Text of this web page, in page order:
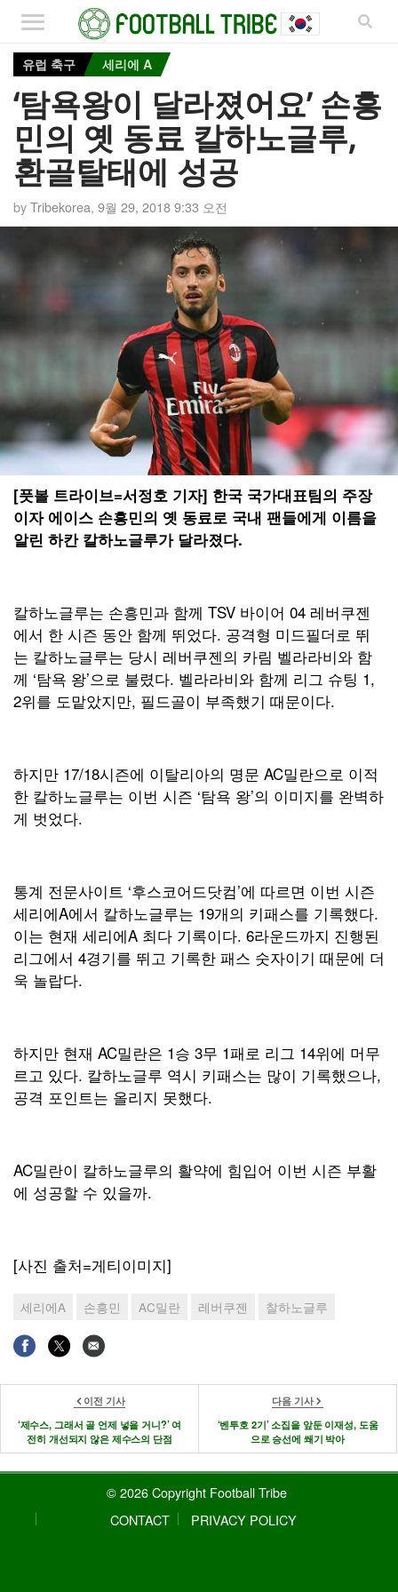
유럽 축구 세리에 A
‘탐욕왕이 달라졌어요’ 손흥
민의 옛 동료 칼하노글루,
환골탈태에 성공
byTribekorea, 9월 29, 2018 9:33 오전
[풋볼 트라이브=서정호 기자] 한국 국가대표팀의 주장
이자 에이스 손흥민의 옛 동료로 국내 팬들에게 이름을
알린 하칸 칼하노글루가 달라졌다.
칼하노글루는 손흥민과 함께 TSV 바이어 04 레버쿠젠
에서 한 시즌 동안 함께 뛰었다. 공격형 미드필더로 뛰
는 칼하노글루는 당시 레버쿠젠의 카림 벨라라비와 함
께 ‘탐욕 왕’으로 불렸다. 벨라라비와 함께 리그 슈팅 1,
2위를 도맡았지만, 필드골이 부족했기 때문이다.
하지만 17/18시즌에 이탈리아의 명문 AC밀란으로 이적
한 칼하노글루는 이번 시즌 ‘탐욕 왕’의 이미지를 완벽하
게 벗었다.
통계 전문사이트 ‘후스코어드닷컴’에 따르면 이번 시즌
세리에A에서 칼하노글루는 19개의 키패스를 기록했다.
이는 현재 세리에A 최다 기록이다. 6라운드까지 진행된
리그에서 4경기를 뛰고 기록한 패스 숫자이기 때문에 더
욱 놀랍다.
하지만 현재 AC밀란은 1승 3무 1패로 리그 14위에 머무
르고 있다. 칼하노글루 역시 키패스는 많이 기록했으나,
공격 포인트는 올리지 못했다.
AC밀란이 칼하노글루의 활약에 힘입어 이번 시즌 부활
에 성공할 수 있을까.
[사진 출처=게티이미지]
세리에A 손흥민 AC밀란 레버쿠젠 찰하노글루
이전 기사
‘제수스, 그래서 골 언제 넣을 거니?’ 여
전히 개선되지 않은 제수스의 단점
다음 기사
‘벤투호 2기’ 소집을 앞둔 이재성, 도움
으로 승선에 쐐기 박아
© 2026 Copyright Football Tribe
CONTACT
PRIVACY POLICY